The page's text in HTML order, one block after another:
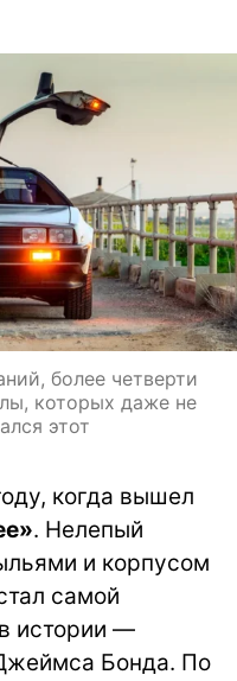
более четверти
которых даже не
этот
когда вышел
. Нелепый
и корпусом
самой
истории —
Бонда. По